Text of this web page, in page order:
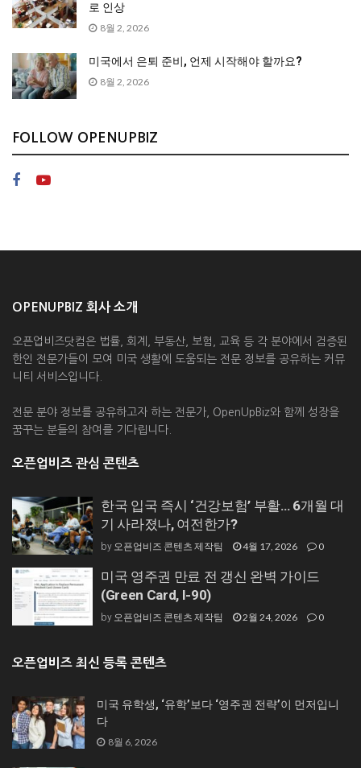
로 인상
8월 2, 2026
미국에서 은퇴 준비, 언제 시작해야 할까요?
8월 2, 2026
FOLLOW OPENUPBIZ
OPENUPBIZ 회사 소개
오픈업비즈닷컴은 법률, 회계, 부동산, 보험, 교육 등 각 분야에서 검증된
한인 전문가들이 모여 미국 생활에 도움되는 전문 정보를 공유하는 커뮤
니티 서비스입니다.
전문 분야 정보를 공유하고자 하는 전문가, OpenUpBiz와 함께 성장을
꿈꾸는 분들의 참여를 기다립니다.
오픈업비즈 관심 콘텐츠
한국 입국 즉시 ‘건강보험’ 부활… 6개월 대
기 사라졌나, 여전한가?
by 오픈업비즈 콘텐츠 제작팀 4월 17, 2026 0
미국 영주권 만료 전 갱신 완벽 가이드
(Green Card, I-90)
by 오픈업비즈 콘텐츠 제작팀 2월 24, 2026 0
오픈업비즈 최신 등록 콘텐츠
미국 유학생, ‘유학’보다 ‘영주권 전략’이 먼저입니
다
8월 6, 2026